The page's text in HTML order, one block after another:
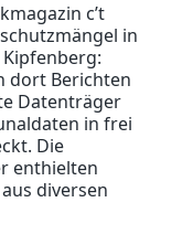
c’t
in
dort Berichten
Datenträger
in frei
Die
enthielten
diversen